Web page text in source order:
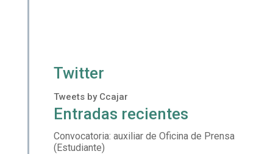
Twitter
Tweets by Ccajar
Entradas recientes
Convocatoria: auxiliar de Oficina de Prensa
(Estudiante)